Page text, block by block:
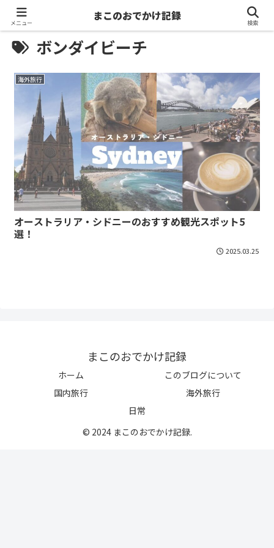
ボンダイビーチ
海外旅行
オーストラリア・シドニーのおすすめ観光スポット5
選！
2025.03.25
まこのおでかけ記録
ホーム
このブログについて
国内旅行
海外旅行
日常
© 2024 まこのおでかけ記録.
メニュー
まこのおでかけ記録
検索